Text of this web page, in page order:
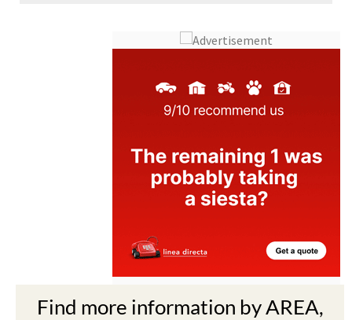
Find more information by AREA,